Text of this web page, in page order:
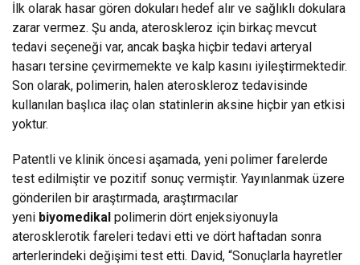
İlk olarak hasar gören dokuları hedef alır ve sağlıklı dokulara
zarar vermez. Şu anda, ateroskleroz için birkaç mevcut
tedavi seçeneği var, ancak başka hiçbir tedavi arteryal
hasarı tersine çevirmemekte ve kalp kasını iyileştirmektedir.
Son olarak, polimerin, halen ateroskleroz tedavisinde
kullanılan başlıca ilaç olan statinlerin aksine hiçbir yan etkisi
yoktur.
Patentli ve klinik öncesi aşamada, yeni polimer farelerde
test edilmiştir ve pozitif sonuç vermiştir. Yayınlanmak üzere
gönderilen bir araştırmada, araştırmacılar
yeni biyomedikal polimerin dört enjeksiyonuyla
aterosklerotik fareleri tedavi etti ve dört haftadan sonra
arterlerindeki değişimi test etti. David, “Sonuçlarla hayretler